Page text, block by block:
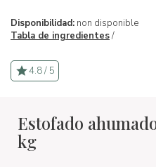
Disponibilidad: non disponible
Tabla de ingredientes/
4.8 / 5
Estofado
kg